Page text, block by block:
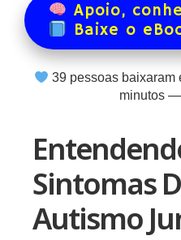
Apoio,
Baixe o
39pessoas baixaram
minutos —
Sintomas
Autismo